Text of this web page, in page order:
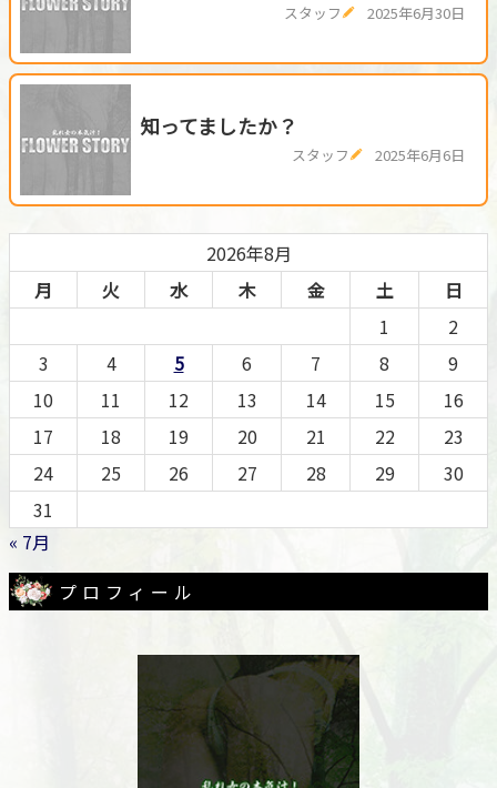
スタッフ 2025年6月30日
知ってましたか？
スタッフ 2025年6月6日
2026年8月
月
火 水 木 金 土
日
1
2
3
4 5 6 7 8
9
10
11 12 13 14 15
16
17
18 19 20 21 22
23
24
25 26 27 28 29
30
31
« 7月
プロフィール